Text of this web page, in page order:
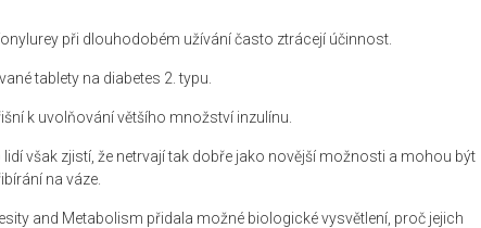
při dlouhodobém užívání často ztrácejí účinnost.
tablety na diabetes 2. typu.
k uvolňování většího množství inzulínu.
však zjistí, že netrvají tak dobře jako novější možnosti a mohou být
na váze.
and Metabolism přidala možné biologické vysvětlení, proč jejich